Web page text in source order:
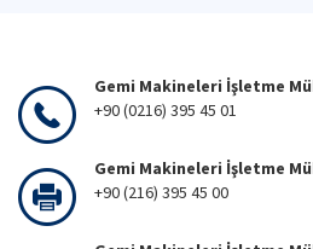
Gemi Makineleri İşletme
+90 (0216) 395 45 01
Gemi Makineleri İşletme
+90 (216) 395 45 00